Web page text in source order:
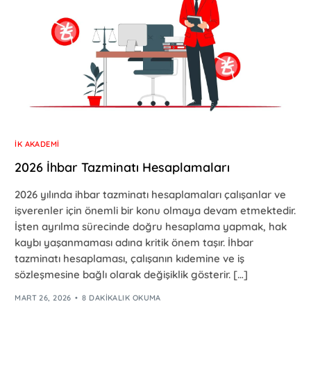
İK AKADEMI
2026 İhbar Tazminatı Hesaplamaları
2026 yılında ihbar tazminatı hesaplamaları çalışanlar ve
işverenler için önemli bir konu olmaya devam etmektedir.
İşten ayrılma sürecinde doğru hesaplama yapmak, hak
kaybı yaşanmaması adına kritik önem taşır. İhbar
tazminatı hesaplaması, çalışanın kıdemine ve iş
sözleşmesine bağlı olarak değişiklik gösterir. […]
MART 26, 2026 8 DAKIKALIK OKUMA